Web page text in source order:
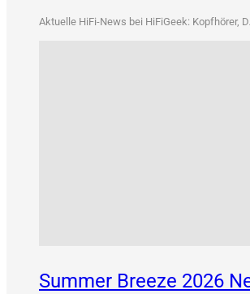
Aktu­el­le HiFi-News bei HiFi­Ge­ek: Kopf­hö­rer,
Summer Breeze 2026